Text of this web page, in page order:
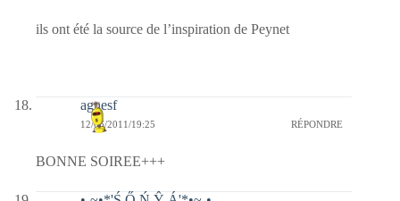
ils ont été la source de l’inspiration de Peynet
agnesf
12/06/2011/19:25 RÉPONDRE
BONNE SOIREE+++